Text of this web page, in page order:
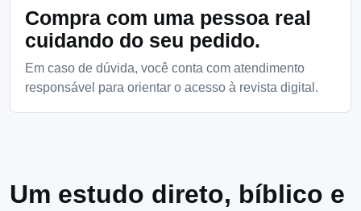
Compra com uma pessoa real
cuidando do seu pedido.
Em caso de dúvida, você conta com atendimento
responsável para orientar o acesso à revista digital.
Um estudo direto, bíblico e